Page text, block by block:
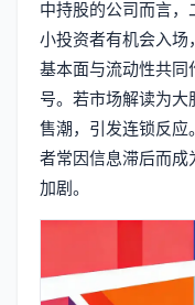
中持股的公司而言
小投资者有机会入场
基本面与流动性共
号。若市场解读为
售潮，引发连锁反应
者常因信息滞后而成
加剧。